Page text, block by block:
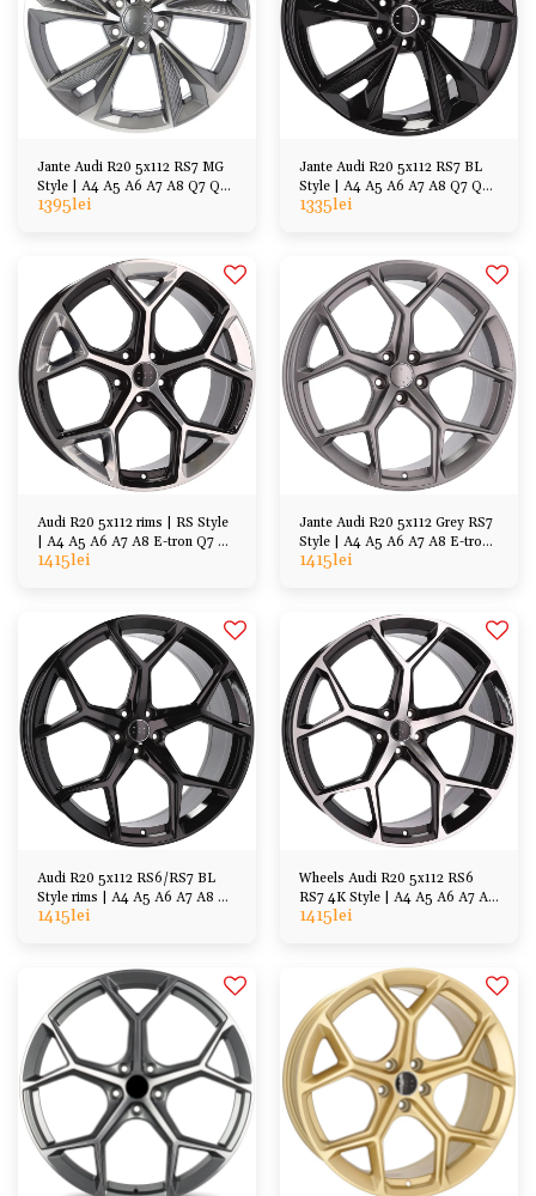
Jante Audi R20 5x112 RS7 MG
Style | A4 A5 A6 A7 A8 Q7 Q5
Q3, VW, Group
1395lei
Jante Audi R20 5x112 RS7 BL
Style | A4 A5 A6 A7 A8 Q7 Q5
Q3, etc
1335lei
Audi R20 5x112 rims | RS Style
| A4 A5 A6 A7 A8 E-tron Q7 Q5
Q3
1415lei
Jante Audi R20 5x112 Grey RS7
Style | A4 A5 A6 A7 A8 E-tron
Q7 Q5 Q3
1415lei
Audi R20 5x112 RS6/RS7 BL
Style rims | A4 A5 A6 A7 A8 Q7
Q5 Q3, etc
1415lei
Wheels Audi R20 5x112 RS6
RS7 4K Style | A4 A5 A6 A7 A8
Q7 Q5 Q3
1415lei